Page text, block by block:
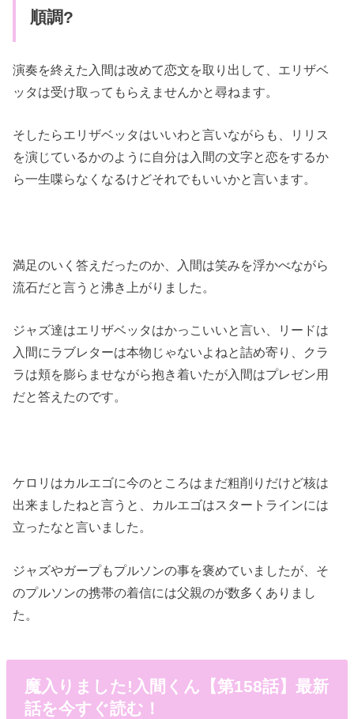
順調?
演奏を終えた入間は改めて恋文を取り出して、エリザベ
ッタは受け取ってもらえませんかと尋ねます。
そしたらエリザベッタはいいわと言いながらも、リリス
を演じているかのように自分は入間の文字と恋をするか
ら一生喋らなくなるけどそれでもいいかと言います。
満足のいく答えだったのか、入間は笑みを浮かべながら
流石だと言うと沸き上がりました。
ジャズ達はエリザベッタはかっこいいと言い、リードは
入間にラブレターは本物じゃないよねと詰め寄り、クラ
ラは頬を膨らませながら抱き着いたが入間はプレゼン用
だと答えたのです。
ケロリはカルエゴに今のところはまだ粗削りだけど核は
出来ましたねと言うと、カルエゴはスタートラインには
立ったなと言いました。
ジャズやガープもプルソンの事を褒めていましたが、そ
のプルソンの携帯の着信には父親のが数多くありまし
た。
魔入りました!入間くん【第158話】最新
話を今すぐ読む！